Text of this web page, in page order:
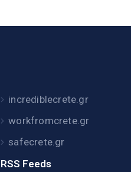
incrediblecrete.gr
workfromcrete.gr
safecrete.gr
RSS Feeds